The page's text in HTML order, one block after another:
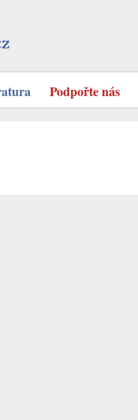
Podpořte nás